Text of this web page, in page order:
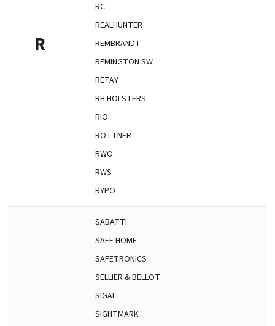
R
RC
REALHUNTER
REMBRANDT
REMINGTON SW
RETAY
RH HOLSTERS
RIO
ROTTNER
RWO
RWS
RYPO
SABATTI
SAFE HOME
SAFETRONICS
SELLIER & BELLOT
SIGAL
SIGHTMARK